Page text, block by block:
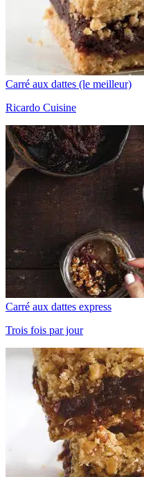
Carré aux dattes (le meilleur)
Ricardo Cuisine
Carré aux dattes express
Trois fois par jour